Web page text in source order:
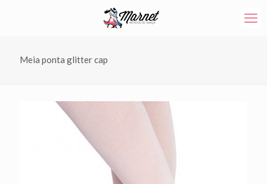
Meia ponta glitter cap